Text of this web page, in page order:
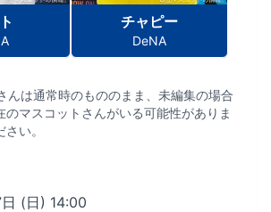
チャピー
DeNA
んは通常時のもののまま、未編集の場合
のマスコットさんがいる可能性がありま
い。
(日) 14:00